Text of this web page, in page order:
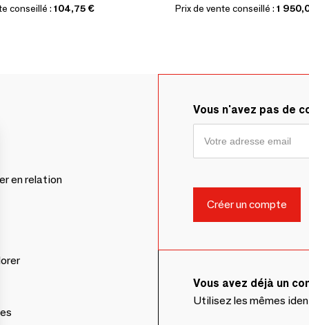
conseillé : 104,75 € Prix de vente conseillé : 1
en relation
Vous n'avez pas de
Vous avez déjà un
Utilisez les mêmes